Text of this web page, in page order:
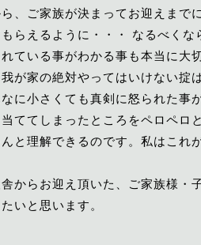
、ご家族が決まってお迎えまで
もらえるように・・・ なるべく
ている事がわかる事も本当に大
が家の絶対やってはいけない掟
なに小さくても真剣に怒られた事
ててしまったところをペロペロ
と理解できるのです。私はこれ
からお迎え頂いた、ご家族様・
いと思います。